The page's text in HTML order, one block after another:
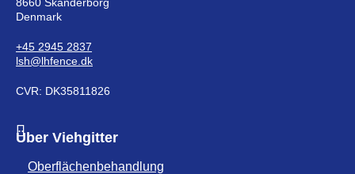
Denmark
+45 2945 2837
lsh@lhfence.dk
CVR: DK35811826
Über Viehgitter
Oberflächenbehandlung